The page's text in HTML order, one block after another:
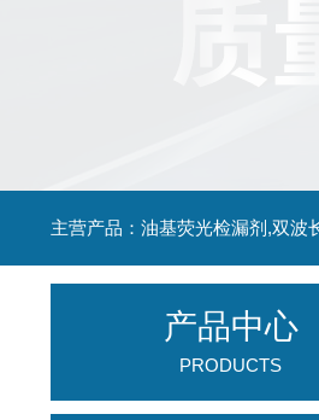
主营产品：油基荧光检漏剂,双波
产品中心
PRODUCTS